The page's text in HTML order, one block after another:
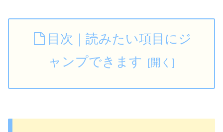
目次｜読みたい項目にジ
ャンプできます